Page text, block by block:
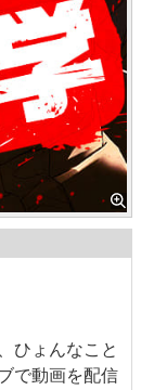
ひょんなこと
で動画を配信